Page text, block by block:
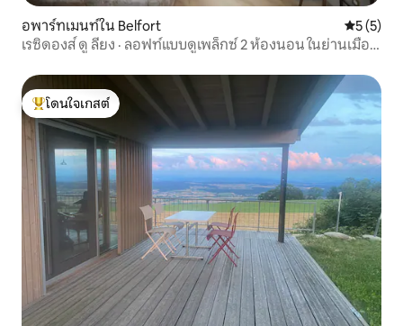
อพาร์ทเมนท์ใน Belfort คะแนนเฉ
5 (5)
เรซิดองส์ ดู ลียง · ลอฟท์แบบดูเพล็กซ์ 2 ห้องนอน ในย่านเมือง
โดนใจเกสต์ที่สุด
โดนใจเกสต์